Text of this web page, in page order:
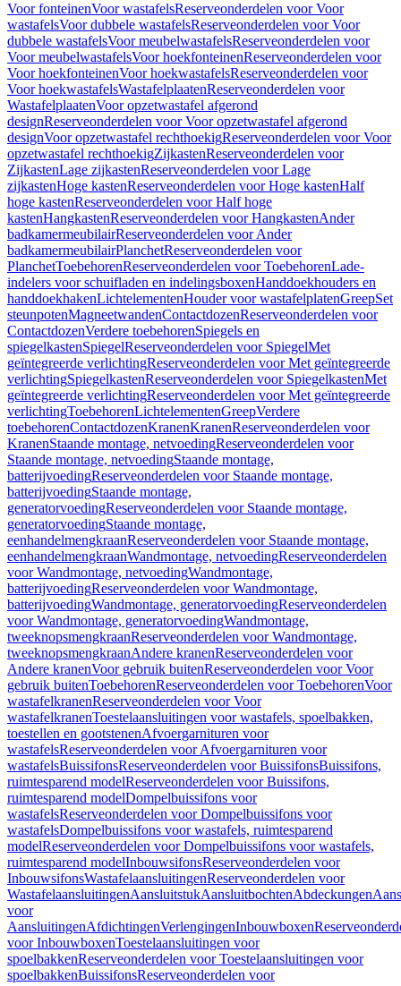
Voor fonteinenVoor wastafelsReserveonderdelen voor Voor
wastafelsVoor dubbele wastafelsReserveonderdelen voor Voor
dubbele wastafelsVoor meubelwastafelsReserveonderdelen voor
Voor meubelwastafelsVoor hoekfonteinenReserveonderdelen voor
Voor hoekfonteinenVoor hoekwastafelsReserveonderdelen voor
Voor hoekwastafelsWastafelplaatenReserveonderdelen voor
WastafelplaatenVoor opzetwastafel afgerond
designReserveonderdelen voor Voor opzetwastafel afgerond
designVoor opzetwastafel rechthoekigReserveonderdelen voor Voor
opzetwastafel rechthoekigZijkastenReserveonderdelen voor
ZijkastenLage zijkastenReserveonderdelen voor Lage
zijkastenHoge kastenReserveonderdelen voor Hoge kastenHalf
hoge kastenReserveonderdelen voor Half hoge
kastenHangkastenReserveonderdelen voor HangkastenAnder
badkamermeubilairReserveonderdelen voor Ander
badkamermeubilairPlanchetReserveonderdelen voor
PlanchetToebehorenReserveonderdelen voor ToebehorenLade-
indelers voor schuifladen en indelingsboxenHanddoekhouders en
handdoekhakenLichtelementenHouder voor wastafelplatenGreepSet
steunpotenMagneetwandenContactdozenReserveonderdelen voor
ContactdozenVerdere toebehorenSpiegels en
spiegelkastenSpiegelReserveonderdelen voor SpiegelMet
geïntegreerde verlichtingReserveonderdelen voor Met geïntegreerde
verlichtingSpiegelkastenReserveonderdelen voor SpiegelkastenMet
geïntegreerde verlichtingReserveonderdelen voor Met geïntegreerde
verlichtingToebehorenLichtelementenGreepVerdere
toebehorenContactdozenKranenKranenReserveonderdelen voor
KranenStaande montage, netvoedingReserveonderdelen voor
Staande montage, netvoedingStaande montage,
batterijvoedingReserveonderdelen voor Staande montage,
batterijvoedingStaande montage,
generatorvoedingReserveonderdelen voor Staande montage,
generatorvoedingStaande montage,
eenhandelmengkraanReserveonderdelen voor Staande montage,
eenhandelmengkraanWandmontage, netvoedingReserveonderdelen
voor Wandmontage, netvoedingWandmontage,
batterijvoedingReserveonderdelen voor Wandmontage,
batterijvoedingWandmontage, generatorvoedingReserveonderdelen
voor Wandmontage, generatorvoedingWandmontage,
tweeknopsmengkraanReserveonderdelen voor Wandmontage,
tweeknopsmengkraanAndere kranenReserveonderdelen voor
Andere kranenVoor gebruik buitenReserveonderdelen voor Voor
gebruik buitenToebehorenReserveonderdelen voor ToebehorenVoor
wastafelkranenReserveonderdelen voor Voor
wastafelkranenToestelaansluitingen voor wastafels, spoelbakken,
toestellen en gootstenenAfvoergarnituren voor
wastafelsReserveonderdelen voor Afvoergarnituren voor
wastafelsBuissifonsReserveonderdelen voor BuissifonsBuissifons,
ruimtesparend modelReserveonderdelen voor Buissifons,
ruimtesparend modelDompelbuissifons voor
wastafelsReserveonderdelen voor Dompelbuissifons voor
wastafelsDompelbuissifons voor wastafels, ruimtesparend
modelReserveonderdelen voor Dompelbuissifons voor wastafels,
ruimtesparend modelInbouwsifonsReserveonderdelen voor
InbouwsifonsWastafelaansluitingenReserveonderdelen voor
WastafelaansluitingenAansluitstukAansluitbochtenAbdeckungen
voor
AansluitingenAfdichtingenVerlengingenInbouwboxen
voor InbouwboxenToestelaansluitingen voor
spoelbakkenReserveonderdelen voor Toestelaansluitingen voor
spoelbakkenBuissifonsReserveonderdelen voor